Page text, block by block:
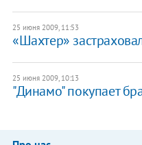
25 июня 2009, 11:53
«Шахтер»
25 июня 2009, 10:13
"Динамо" покупает